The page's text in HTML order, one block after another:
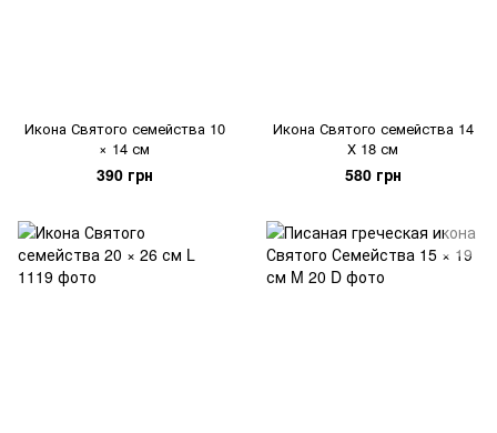
Икона Святого семейства 10
× 14 см
390 грн
Икона Святого семейства 14
Х 18 см
580 грн